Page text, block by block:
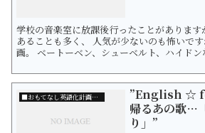
学校の音楽室に放課後行ったことがありま
あることも多く、 人気が少ないのも怖いですね。 特に怖いの
画。 ベートーベン、シューベルト、ハイド
室で どこからか視線を感じたら・・・。 ベ
る！＿＿＿かも？ 今回は学校の七不思議の一つ「音楽室の肖像画」
を紹介しまし...
■おもてなし英語化計画について
”English ☆
帰るあの歌…
り」”